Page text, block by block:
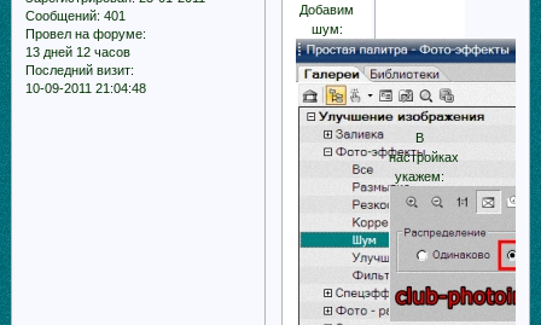
Сообщений: 401
Провел на форуме:
13 дней 12 часов
Последний визит:
10-09-2011 21:04:48
Добавим
шум:
В
настройках
укажем: